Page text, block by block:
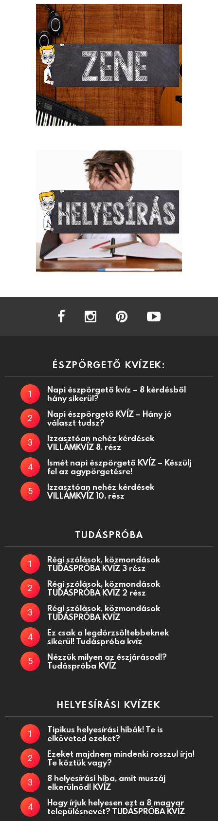
facebook instagram
ÉSZPÖRGETŐ KVÍZEK:
Napi észpörgető kvíz – 8 kérdésből
hány sikerül?
Napi észpörgető KVÍZ – Hány jó
választ tudsz?
Izzasztóan nehéz kérdések
VILLÁMKVÍZ 8. rész
Ismét napi észpörgető KVÍZ – Készülj
fel az agypörgetésre!
Izzasztóan nehéz kérdések
VILLÁMKVÍZ 10. rész
TUDÁSPRÓBA
Régi szólások, közmondások
TUDÁSPRÓBA KVÍZ 3 rész
Régi szólások, közmondások
TUDÁSPRÓBA KVÍZ 2 rész
Régi szólások, közmondások
TUDÁSPRÓBA KVÍZ
Ez csak a legdörzsöltebbeknek
sikerül! Tudáspróba kvíz
Nézzük milyen az észjárásod!?
Tudáspróba KVÍZ
HELYESÍRÁSI KVÍZEK
Tipikus helyesírási hibák! Te is
elköveted ezeket?
Ezeket majdnem mindenki rosszul írja!
Te köztük vagy?
8 helyesírási hiba, amit muszáj
elkerülnöd! KVÍZ
Hogy írjuk helyesen ezt a 8 magyar
településnevet? TUDÁSPRÓBA KVÍZ